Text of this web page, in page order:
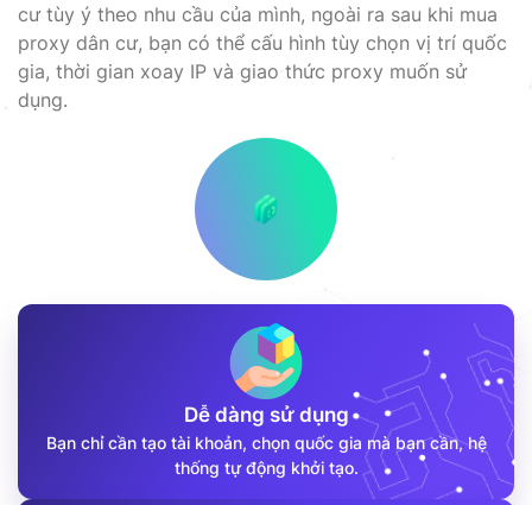
cư tùy ý theo nhu cầu của mình, ngoài ra sau khi mua
proxy dân cư, bạn có thể cấu hình tùy chọn vị trí quốc
gia, thời gian xoay IP và giao thức proxy muốn sử
dụng.
Dễ dàng sử dụng
Bạn chỉ cần tạo tài khoản, chọn quốc gia mà bạn cần, hệ
thống tự động khởi tạo.